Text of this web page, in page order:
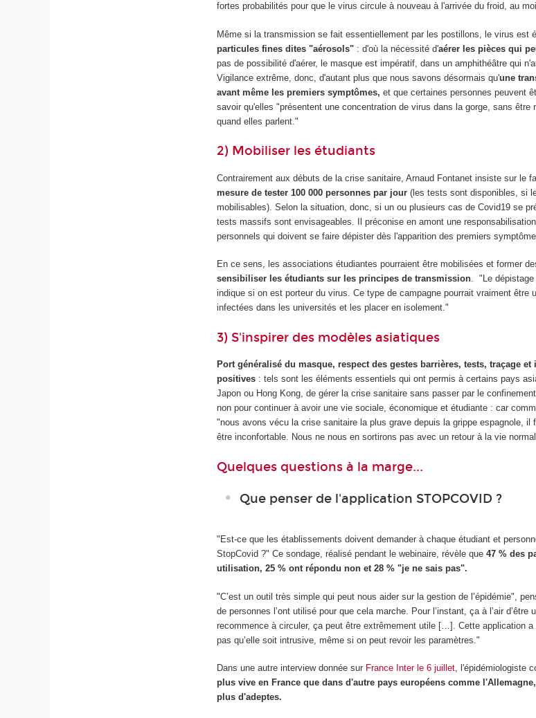
fortes probabilités pour que le virus circule à nouveau à l'arrivée du froid, au
Même si la transmission se fait essentiellement par les postillons, le virus est
particules fines dites "aérosols" : d'où la nécessité d'aérer les pièces qui
pas de possibilité d'aérer, le masque est impératif, dans un amphithéâtre qui
Vigilance extrême, donc, d'autant plus que nous savons désormais qu'une
avant même les premiers symptômes, et que certaines personnes peuvent
savoir qu'elles "présentent une concentration de virus dans la gorge, sans être
quand elles parlent."
2) Mobiliser les étudiants
Contrairement aux débuts de la crise sanitaire, Arnaud Fontanet insiste sur le
mesure de tester 100 000 personnes par jour (les tests sont disponibles, si
mobilisables). Selon la situation, donc, si un ou plusieurs cas de Covid19 se
tests massifs sont envisageables. Il préconise en amont une
personnels qui doivent se faire dépister dès l'apparition des premiers
En ce sens, les associations étudiantes pourraient être mobilisées et former
sensibiliser les étudiants sur les principes de transmission. "Le
indique si on est porteur du virus. Ce type de campagne pourrait vraiment être
infectées dans les universités et les placer en isolement."
3) S'inspirer des modèles asiatiques
Port généralisé du masque, respect des gestes barrières, tests, traçage
positives : tels sont les éléments essentiels qui ont permis à certains pays
Japon ou Hong Kong, de gérer la crise sanitaire sans passer par le
non pour continuer à avoir une vie sociale, économique et étudiante : car
"nous avons vécu la crise sanitaire la plus grave depuis la grippe espagnole, il
être inconfortable. Nous ne nous en sortirons pas avec un retour à la vie
Quelques questions à la marge...
Que penser de l'application STOPCOVID ?
"Est-ce que les établissements doivent demander à chaque étudiant et
StopCovid ?" Ce sondage, réalisé pendant le webinaire, révèle que47 % des
utilisation, 25 % ont répondu non et 28 % "je ne sais pas".
"C’est un outil très simple qui peut nous aider sur la gestion de l’épidémie",
de personnes l’ont utilisé pour que cela marche. Pour l’instant, ça à l’air
recommence à circuler, ça peut être extrêmement utile […]. Cette application
pas qu’elle soit intrusive, même si on peut revoir les paramètres."
Dans une autre interview donnée sur France Inter le 6 juillet, l'épidémiologiste
plus vive en France que dans d'autre pays européens comme
plus d'adeptes.